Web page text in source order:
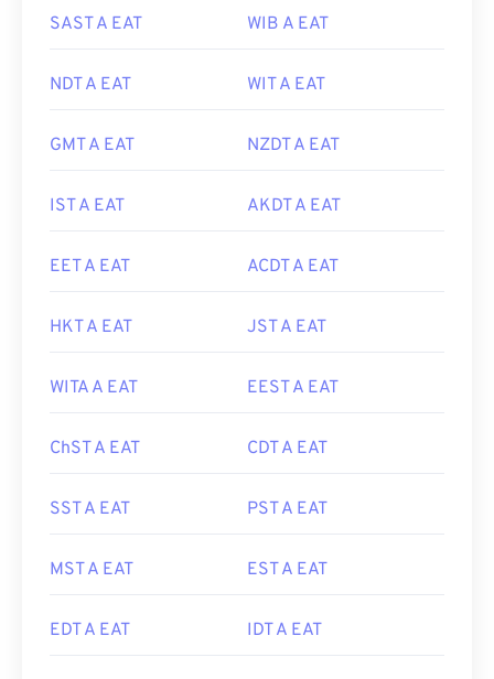
SAST A EAT WIB A EAT
NDT A EAT WIT A EAT
GMT A EAT NZDT A EAT
IST A EAT AKDT A EAT
EET A EAT ACDT A EAT
HKT A EAT JST A EAT
WITA A EAT EEST A EAT
ChST A EAT CDT A EAT
SST A EAT PST A EAT
MST A EAT EST A EAT
EDT A EAT IDT A EAT